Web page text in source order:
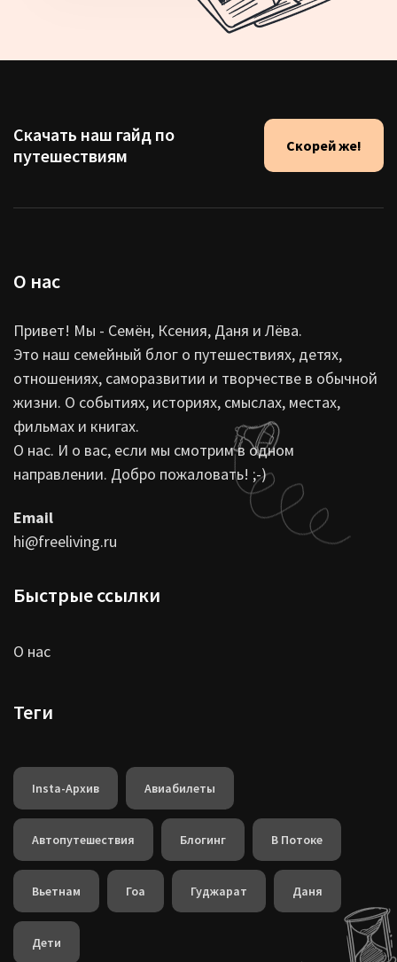
Скачать наш гайд по
путешествиям
Скорей же!
О нас
Привет! Мы - Семён, Ксения, Даня и Лёва.
Это наш семейный блог о путешествиях, детях,
отношениях, саморазвитии и творчестве в обычной
жизни. О событиях, историях, смыслах, местах,
фильмах и книгах.
О нас. И о вас, если мы смотрим в одном
направлении. Добро пожаловать! ;-)
Email
hi@freeliving.ru
Быстрые ссылки
О нас
Теги
Insta-Архив Авиабилеты
Автопутешествия Блогинг В Потоке
Вьетнам Гоа Гуджарат Даня
Дети